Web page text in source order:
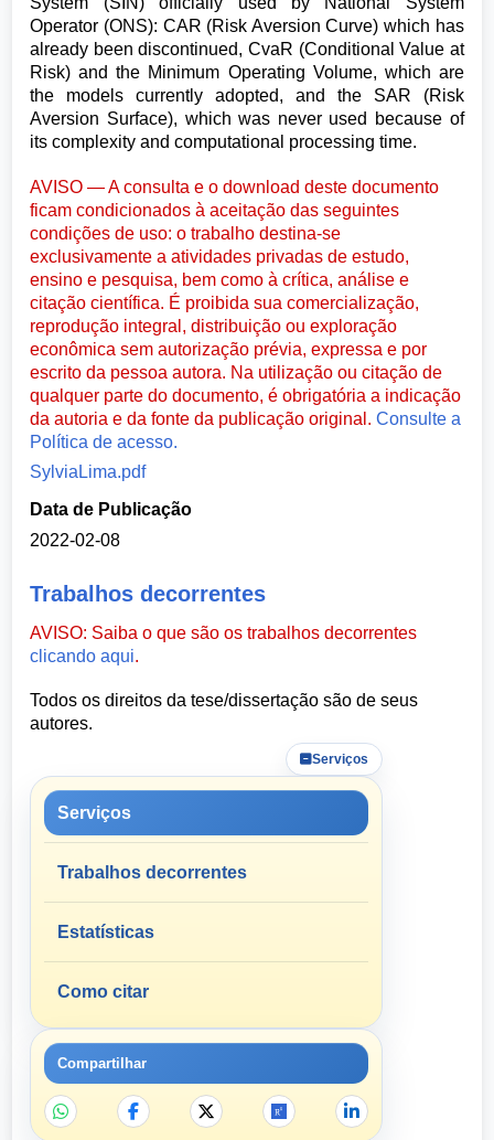
Operator (ONS): CAR (Risk Aversion Curve) which has
already been discontinued, CvaR (Conditional Value at
Risk) and the Minimum Operating Volume, which are
the models currently adopted, and the SAR (Risk
Aversion Surface), which was never used because of
its complexity and computational processing time.
AVISO — A consulta e o download deste documento
ficam condicionados à aceitação das seguintes
condições de uso: o trabalho destina-se
exclusivamente a atividades privadas de estudo,
ensino e pesquisa, bem como à crítica, análise e
citação científica. É proibida sua comercialização,
reprodução integral, distribuição ou exploração
econômica sem autorização prévia, expressa e por
escrito da pessoa autora. Na utilização ou citação de
qualquer parte do documento, é obrigatória a indicação
da autoria e da fonte da publicação original.Consulte a
Política de acesso.
SylviaLima.pdf
Data de Publicação
2022-02-08
Trabalhos decorrentes
AVISO: Saiba o que são os trabalhos decorrentes
clicando aqui.
Todos os direitos da tese/dissertação são de seus
autores.
Serviços
Serviços
Trabalhos decorrentes
Estatísticas
Como citar
Compartilhar